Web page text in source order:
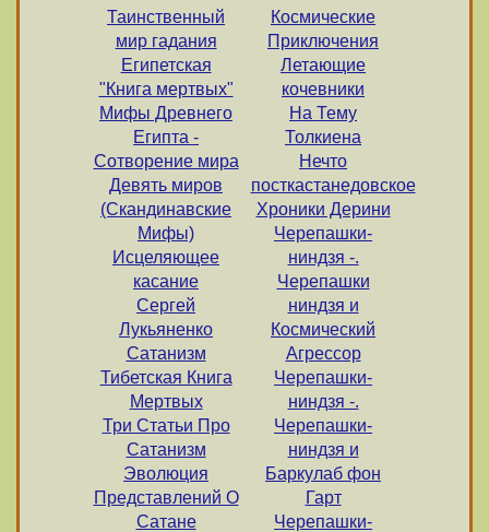
Таинственный
мир гадания
Египетская
"Книга мертвых"
Мифы Древнего
Египта -
Сотворение мира
Девять миров
(Скандинавские
Мифы)
Исцеляющее
касание
Сергей
Лукьяненко
Сатанизм
Тибетская Книга
Мертвых
Три Статьи Про
Сатанизм
Эволюция
Представлений О
Сатане
Космические
Приключения
Летающие
кочевники
На Тему
Толкиена
Нечто
посткастанедовское
Хроники Дерини
Черепашки-
ниндзя -.
Черепашки
ниндзя и
Космический
Агрессор
Черепашки-
ниндзя -.
Черепашки-
ниндзя и
Баркулаб фон
Гарт
Черепашки-